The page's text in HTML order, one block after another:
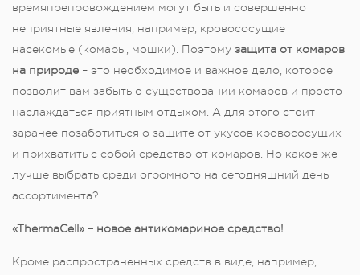
времяпрепровождением могут быть и совершенно
неприятные явления, например, кровососущие
насекомые (комары, мошки). Поэтому защита от комаров
на природе – это необходимое и важное дело, которое
позволит вам забыть о существовании комаров и просто
наслаждаться приятным отдыхом. А для этого стоит
заранее позаботиться о защите от укусов кровососущих
и прихватить с собой средство от комаров. Но какое же
лучше выбрать среди огромного на сегодняшний день
ассортимента?
«ThermaCell» – новое антикомариное средство!
Кроме распространенных средств в виде, например,